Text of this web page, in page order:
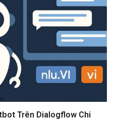
Trên Dialogflow Chi